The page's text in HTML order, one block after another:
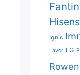
Ignis
Lavor LG